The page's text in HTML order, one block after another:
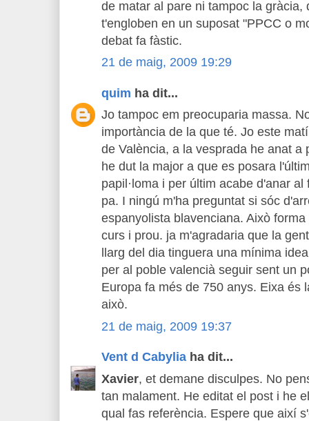
de matar al pare ni tampoc la gràcia,
t'engloben en un suposat "PPCC o
debat fa fàstic.
21 de maig, 2009 19:29
quim ha dit...
Jo tampoc em preocuparia massa.
importància de la que té. Jo este
de València, a la vesprada he anat a
he dut la major a que es posara
papil·loma i per últim acabe d'anar
pa. I ningú m'ha preguntat si sóc
espanyolista blavenciana. Això
curs i prou. ja m'agradaria que la
llarg del dia tinguera una mínima
per al poble valencià seguir sent un
Europa fa més de 750 anys. Eixa és
això.
21 de maig, 2009 19:37
Vent d Cabylia ha dit...
Xavier, et demane disculpes. No
tan malament. He editat el post i he
qual fas referència. Espere que així